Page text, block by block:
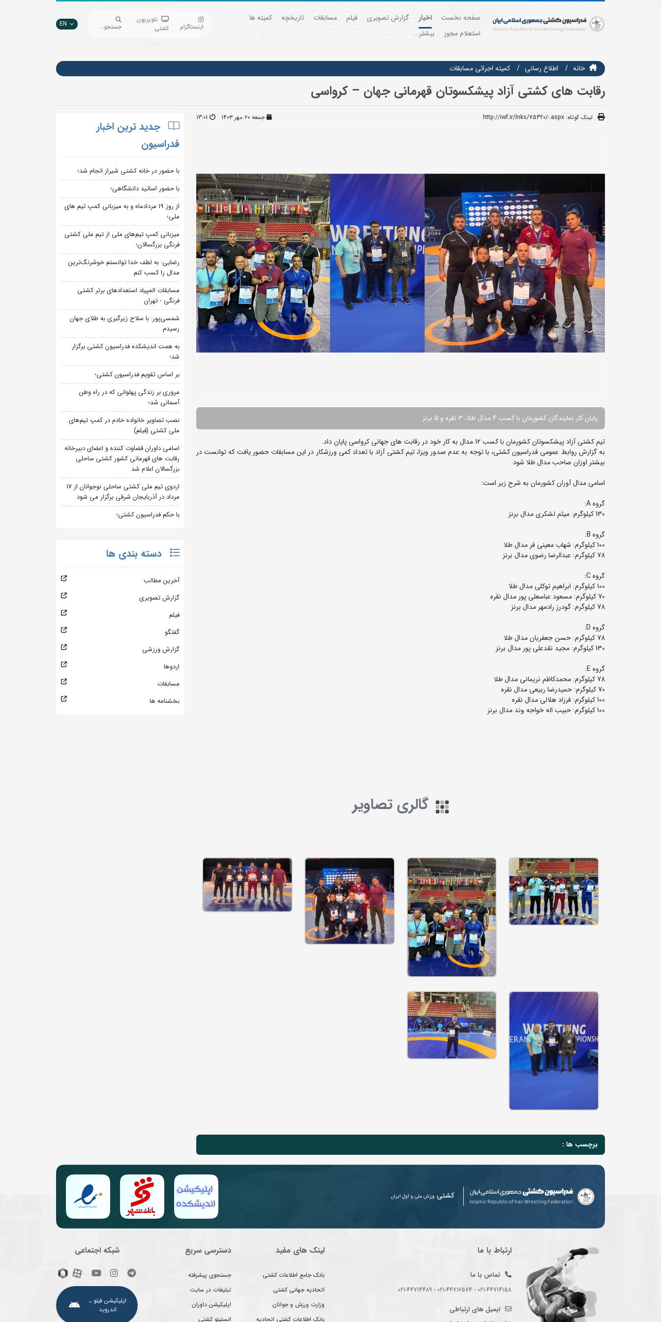
صفحه نخست اخبار گزارش تصویری فیلم مسابقات تاریخچه
کمیته ها
استعلام مجوز
بیشتر...
اینستاگرام
تلویزیون
کشتی
جستجو... EN
خانه اطلاع رسانی كميته اجرائي مسابقات
رقابت های کشتی آزاد پیشکسوتان قهرمانی جهان – کرواسی
لینک کوتاه: http://iwf.ir/lnks/75320/-.aspx جمعه ۲۰ مهر ۱۴۰۳ 13:01
پایان کار نمایندگان کشورمان با کسب 4 مدال طلا، 3 نقره و 5 برنز
تیم کشتی آزاد پیشکسوتان کشورمان با کسب 12 مدال به کار خود در رقابت های جهانی کرواسی پایان داد.
به گزارش روابط عمومی فدراسیون کشتی، با توجه به عدم صدور ویزا، تیم کشتی آزاد با تعداد کمی ورزشکار در این مسابقات حضور یافت که توانست در
بیشتر اوزان صاحب مدال طلا شود.
اسامی مدال آوران کشورمان به شرح زیر است:
گروه A:
130 کیلوگرم: میثم لشکری مدال برنز
گروه B:
100 کیلوگرم: شهاب معینی فر مدال طلا
78 کیلوگرم: عبدالرضا رضوی مدال برنز
گروه C:
100 کیلوگرم: ابراهیم توکلی مدال طلا
70 کیلوگرم: مسعود عباسعلی پور مدال نقره
78 کیلوگرم: گودرز رادمهر مدال برنز
گروه D:
78 کیلوگرم: حسن جعفریان مدال طلا
130 کیلوگرم: مجید نقدعلی پور مدال برنز
گروه E:
78 کیلوگرم: محمدکاظم نریمانی مدال طلا
70 کیلوگرم: حمیدرضا ربیعی مدال نقره
100 کیلوگرم: فرزاد هلالی مدال نقره
100 کیلوگرم: حبیب اله خواجه وند مدال برنز
گالری تصاویر
برچسب ها :
جدید ترین اخبار
فدراسیون
با حضور در خانه کشتی شیراز انجام شد؛
با حضور اساتید دانشگاهی؛
از روز 19 مردادماه و به میزبانی کمپ تیم های
ملی؛
میزبانی کمپ تیم‌های ملی از تیم ملی کشتی
فرنگی بزرگسالان؛
رضایی: به لطف خدا توانستم خوشرنگ‌ترین
مدال را کسب کنم
مسابقات المپیاد استعدادهای برتر کشتی
فرنگی - تهران
شمسی‌پور: با سلاح زیرگیری به طلای جهان
رسیدم
به همت اندیشکده فدراسیون کشتی برگزار
شد؛
بر اساس تقویم فدراسیون کشتی؛
مروری بر زندگی پهلوانی که در راه وطن
آسمانی شد؛
نصب تصاویر خانواده خادم در کمپ تیم‌های
ملی کشتی (فیلم)
اسامی داوران قضاوت کننده و اعضای دبیرخانه
رقابت های قهرمانی کشور کشتی ساحلی
بزرگسالان اعلام شد
اردوی تیم ملی کشتی ساحلی نوجوانان از 17
مرداد در آذربایجان شرقی برگزار می شود
با حکم فدراسیون کشتی؛
دسته بندی ها
آخرین مطالب
گزارش تصویری
فیلم
گفتگو
گزارش ورزشی
اردوها
مسابقات
بخشنامه ها
کشتی ورزش ملی و اول ایران
ارتباط با ما
تماس با ما
021-44714158 - 021-44716574 - 021-44714489
ایمیل های ارتباطی
لینک های مفید
بانک جامع اطلاعات کشتی
اتحادیه جهانی کشتی
وزارت ورزش و جوانان
بانک اطلاعات کشتی اتحادیه
دسترسی سریع
جستجوی پیشرفته
تبلیغات در سایت
اپلیکیشن داوران
انستیتو کشتی
شبکه اجتماعی
اپلیکیشن فیتو ـ
اندروید